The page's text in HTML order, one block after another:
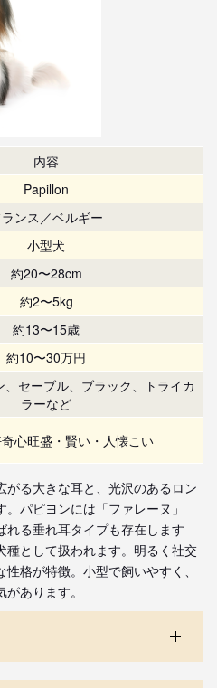
内容
Papillon
ンス／ベルギー
小型犬
約20〜28cm
約2〜5kg
約13〜15歳
約10〜30万円
セーブル、ブラック、トライカ
ラーなど
心旺盛・賢い・人懐こい
る大きな耳と、光沢のあるロン
パピヨンには「ファレーヌ」
れる垂れ耳タイプも存在します
種として扱われます。明るく社交
格が特徴。小型で飼いやすく、
あります。